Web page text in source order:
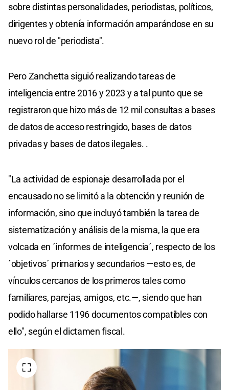
sobre distintas personalidades, periodistas, políticos,
dirigentes y obtenía información amparándose en su
nuevo rol de "periodista".
Pero Zanchetta siguió realizando tareas de
inteligencia entre 2016 y 2023 y a tal punto que se
registraron que hizo más de 12 mil consultas a bases
de datos de acceso restringido, bases de datos
privadas y bases de datos ilegales. .
"La actividad de espionaje desarrollada por el
encausado no se limitó a la obtención y reunión de
información, sino que incluyó también la tarea de
sistematización y análisis de la misma, la que era
volcada en ´informes de inteligencia´, respecto de los
´objetivos´ primarios y secundarios —esto es, de
vínculos cercanos de los primeros tales como
familiares, parejas, amigos, etc.—, siendo que han
podido hallarse 1196 documentos compatibles con
ello", según el dictamen fiscal.